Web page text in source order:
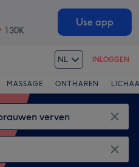
130K
Use app
NL INLOGGEN
MASSAGE ONTHAREN